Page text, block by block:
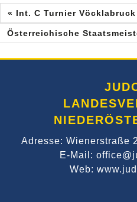
« Int. C Turnier Vöcklabruck
Österreichische
Adresse: Wienerstraße
E-Mail:
Web: